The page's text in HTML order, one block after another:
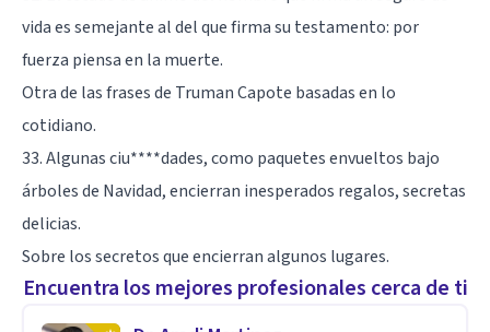
vida es semejante al del que firma su testamento: por
fuerza piensa en la muerte.
Otra de las frases de Truman Capote basadas en lo
cotidiano.
33. Algunas ciu****dades, como paquetes envueltos bajo
árboles de Navidad, encierran inesperados regalos, secretas
delicias.
Sobre los secretos que encierran algunos lugares.
Encuentra los mejores profesionales cerca de ti